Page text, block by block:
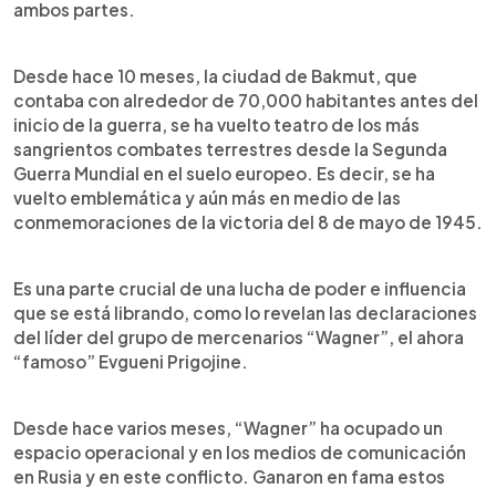
ambos partes.
Desde hace 10 meses, la ciudad de Bakmut, que
contaba con alrededor de 70,000 habitantes antes del
inicio de la guerra, se ha vuelto teatro de los más
sangrientos combates terrestres desde la Segunda
Guerra Mundial en el suelo europeo. Es decir, se ha
vuelto emblemática y aún más en medio de las
conmemoraciones de la victoria del 8 de mayo de 1945.
Es una parte crucial de una lucha de poder e influencia
que se está librando, como lo revelan las declaraciones
del líder del grupo de mercenarios “Wagner”, el ahora
“famoso” Evgueni Prigojine.
Desde hace varios meses, “Wagner” ha ocupado un
espacio operacional y en los medios de comunicación
en Rusia y en este conflicto. Ganaron en fama estos